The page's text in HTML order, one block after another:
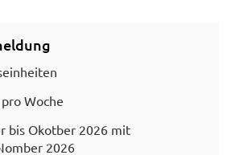
Woche
bis Okotber 2026 mit
2026